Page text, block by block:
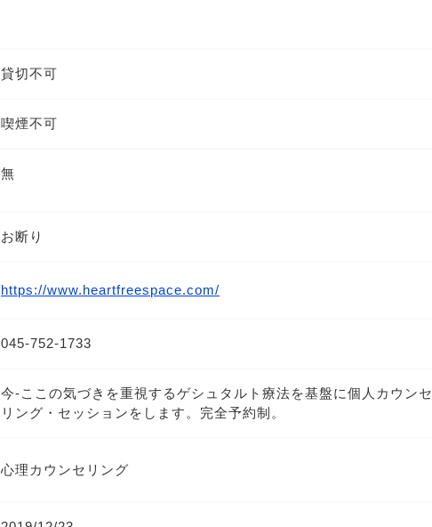
貸切不可
喫煙不可
無
お断り
https://www.heartfreespace.com/
045-752-1733
今-ここの気づきを重視するゲシュタルト療法を基盤に個人カウンセ
リング・セッションをします。完全予約制。
心理カウンセリング